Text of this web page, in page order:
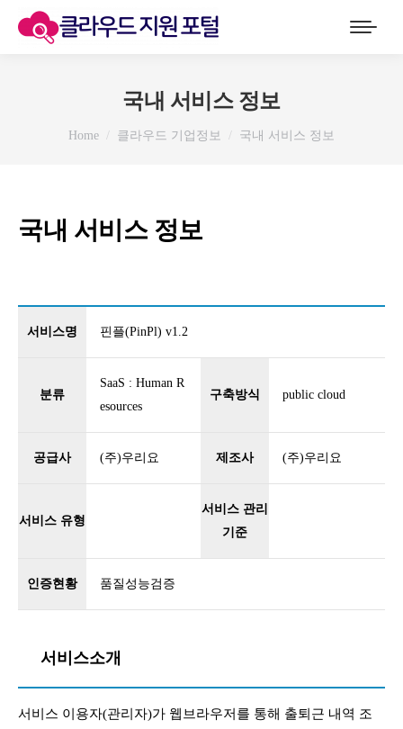
국내 서비스 정보
You are here:
Home 클라우드 기업정보 국내 서비스 정보
국내 서비스 정보
서비스명 핀플(PinPl) v1.2
분류
SaaS : Human R
esources
구축방식 public cloud
공급사 (주)우리요 제조사 (주)우리요
서비스 유형
서비스 관리
기준
인증현황 품질성능검증
서비스소개
서비스 이용자(관리자)가 웹브라우저를 통해 출퇴근 내역 조